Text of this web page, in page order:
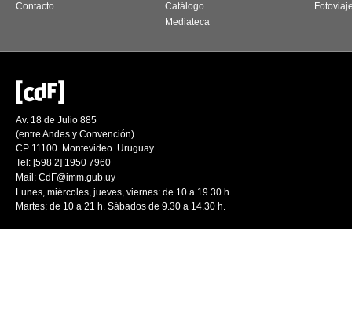
Contacto
Catálogo
Mediateca
Av. 18 de Julio 885
(entre Andes y Convención)
CP 11100. Montevideo. Uruguay
Tel: [598 2] 1950 7960
Mail: CdF@imm.gub.uy
Lunes, miércoles, jueves, viernes: de 10 a 19.30 h.
Martes: de 10 a 21 h. Sábados de 9.30 a 14.30 h.